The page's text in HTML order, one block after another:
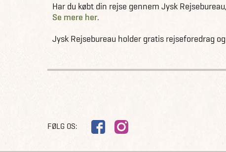
Har du købt din rejse gennem Jysk
Se mere her.
Jysk Rejsebureau holder gratis rejseforedrag
FØLG OS: